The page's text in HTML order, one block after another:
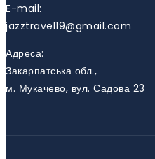
E-mail:
jazztravel19@gmail.com
Адреса:
Закарпатська обл.,
м. Мукачево, вул. Садова 23